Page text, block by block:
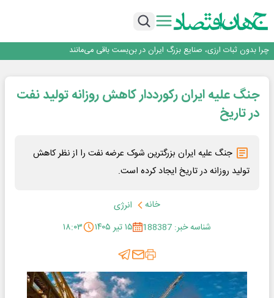
روزنامه ۱۷ مرداد
چرا بدون ثبات ارزی، صنایع بزرگ ایران در بن‌بست باقی می‌مانند
روزنامه ۱۷ مرداد
افزایش قیمت بلیت اتوبوس فصلی شد؟
جنگ علیه ایران رکورددار کاهش روزانه تولید نفت
در تاریخ
جنگ علیه ایران بزرگترین شوک عرضه نفت را از نظر کاهش
تولید روزانه در تاریخ ایجاد کرده است.
خانه
انرژی
شناسه خبر: 188387
۱۵ تیر ۱۴۰۵ ۱۸:۰۳